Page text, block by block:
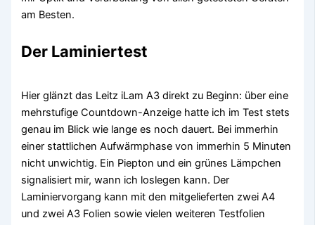
am Besten.
Der Laminiertest
Hier glänzt das Leitz iLam A3 direkt zu Beginn: über eine
mehrstufige Countdown-Anzeige hatte ich im Test stets
genau im Blick wie lange es noch dauert. Bei immerhin
einer stattlichen Aufwärmphase von immerhin 5 Minuten
nicht unwichtig. Ein Piepton und ein grünes Lämpchen
signalisiert mir, wann ich loslegen kann. Der
Laminiervorgang kann mit den mitgelieferten zwei A4
und zwei A3 Folien sowie vielen weiteren Testfolien